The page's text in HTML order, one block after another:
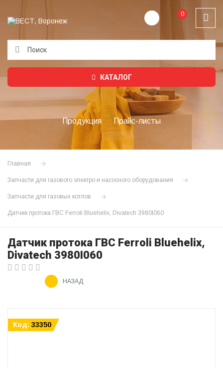
0
КАТАЛОГ
Продукция Прайс-листы
Главная
Запчасти для газового электро и насосного оборудования
Запчасти для газовых котлов
Датчик протока ГВС Ferroli Bluehelix, Divatech 3980I060
Датчик протока ГВС Ferroli Bluehelix,
Divatech 3980I060
НАЗАД
Код: 33350